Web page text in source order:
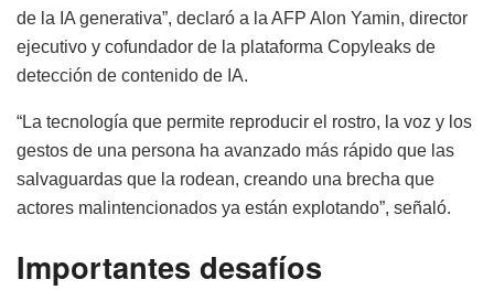
de la IA generativa”, declaró a la AFP Alon Yamin, director
ejecutivo y cofundador de la plataforma Copyleaks de
detección de contenido de IA.
“La tecnología que permite reproducir el rostro, la voz y los
gestos de una persona ha avanzado más rápido que las
salvaguardas que la rodean, creando una brecha que
actores malintencionados ya están explotando”, señaló.
Importantes desafíos